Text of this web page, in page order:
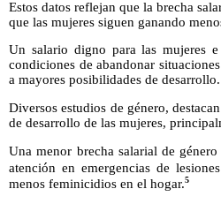
Estos datos reflejan que la brecha
que las mujeres siguen ganando
Un salario digno para las mujeres
condiciones de abandonar
a mayores posibilidades de desarrollo.
Diversos estudios de género,
de desarrollo de las mujeres,
Una menor brecha salarial de
atención en emergencias de
menos feminicidios en el hogar.5